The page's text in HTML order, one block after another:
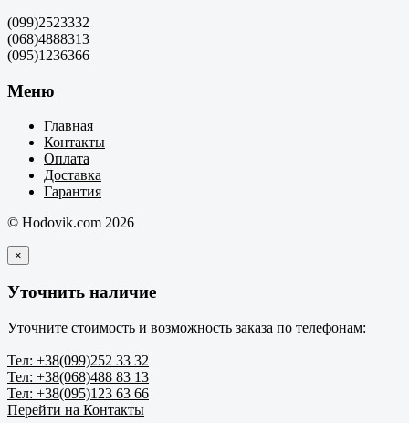
(099)2523332
(068)4888313
(095)1236366
Меню
Главная
Контакты
Оплата
Доставка
Гарантия
© Hodovik.com 2026
×
Уточнить наличие
Уточните стоимость и возможность заказа по телефонам:
Тел: +38(099)252 33 32
Тел: +38(068)488 83 13
Тел: +38(095)123 63 66
Перейти на Контакты